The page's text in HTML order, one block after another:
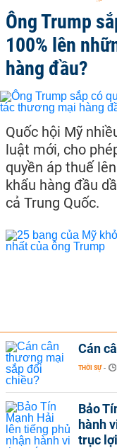
Ông Trump
100% lên
hàng đầu?
Quốc hội Mỹ
luật mới, cho
quyền áp thuế
khẩu hàng đầu
cả Trung Quốc.
Cán
THỜI SỰ -
Bảo
hành
trục lợi